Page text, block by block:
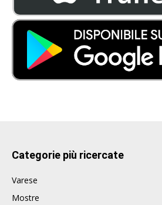
Categorie più ricercate
Varese
Mostre